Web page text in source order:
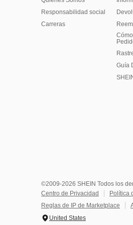
Responsabilidad social
Carreras
Guía
©2009-2026 SHEIN Todos los
Centro de Privacidad
Política
Reglas de IP de Marketplace
United States